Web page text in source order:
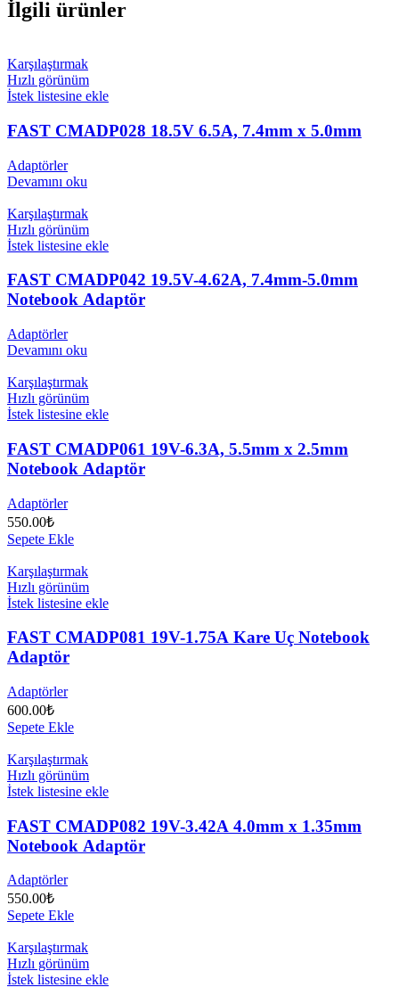
İlgili ürünler
Karşılaştırmak
Hızlı görünüm
İstek listesine ekle
FAST CMADP028 18.5V 6.5A, 7.4mm x 5.0mm
Adaptörler
Devamını oku
Karşılaştırmak
Hızlı görünüm
İstek listesine ekle
FAST CMADP042 19.5V-4.62A, 7.4mm-5.0mm
Notebook Adaptör
Adaptörler
Devamını oku
Karşılaştırmak
Hızlı görünüm
İstek listesine ekle
FAST CMADP061 19V-6.3A, 5.5mm x 2.5mm
Notebook Adaptör
Adaptörler
550.00₺
Sepete Ekle
Karşılaştırmak
Hızlı görünüm
İstek listesine ekle
FAST CMADP081 19V-1.75A Kare Uç Notebook
Adaptör
Adaptörler
600.00₺
Sepete Ekle
Karşılaştırmak
Hızlı görünüm
İstek listesine ekle
FAST CMADP082 19V-3.42A 4.0mm x 1.35mm
Notebook Adaptör
Adaptörler
550.00₺
Sepete Ekle
Karşılaştırmak
Hızlı görünüm
İstek listesine ekle